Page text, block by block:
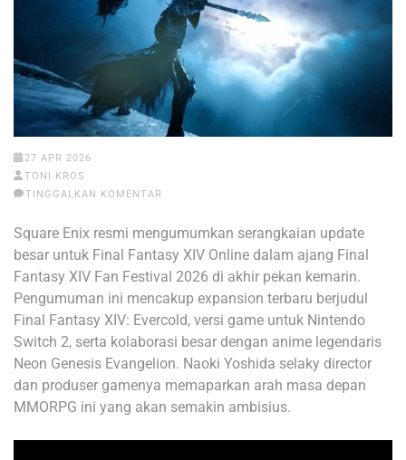
27 APR 2026
TONI KROS
TINGGALKAN KOMENTAR
Square Enix resmi mengumumkan serangkaian update
besar untuk Final Fantasy XIV Online dalam ajang Final
Fantasy XIV Fan Festival 2026 di akhir pekan kemarin.
Pengumuman ini mencakup expansion terbaru berjudul
Final Fantasy XIV: Evercold, versi game untuk Nintendo
Switch 2, serta kolaborasi besar dengan anime legendaris
Neon Genesis Evangelion. Naoki Yoshida selaky director
dan produser gamenya memaparkan arah masa depan
MMORPG ini yang akan semakin ambisius.